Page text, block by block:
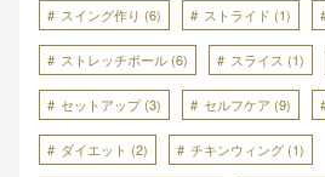
スイング作り (6) ストライド (1)
ストレッチボール (6) スライス (1)
セットアップ(3) セルフケア (9)
ダイエット (2) チキンウィング (1)